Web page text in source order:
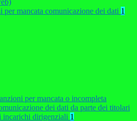
per mancata comunicazione dei dati 1
per mancata o incompleta
dei dati da parte dei titolari
incarichi dirigenziali 1